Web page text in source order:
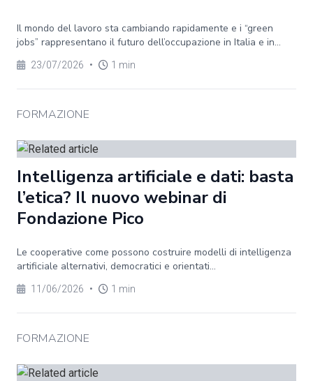
Il mondo del lavoro sta cambiando rapidamente e i “green
jobs” rappresentano il futuro dell’occupazione in Italia e in...
23/07/2026 • 1 min
FORMAZIONE
Intelligenza artificiale e dati: basta
l’etica? Il nuovo webinar di
Fondazione Pico
Le cooperative come possono costruire modelli di intelligenza
artificiale alternativi, democratici e orientati...
11/06/2026 • 1 min
FORMAZIONE